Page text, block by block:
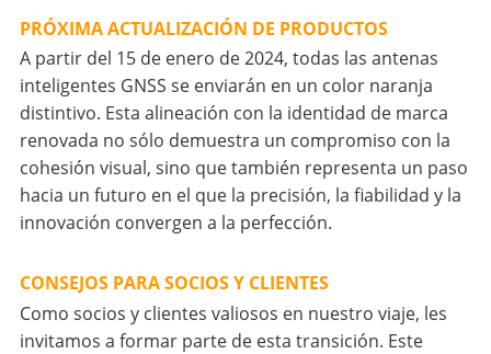
PRÓXIMA ACTUALIZACIÓN DE PRODUCTOS
A partir del 15 de enero de 2024, todas las antenas
inteligentes GNSS se enviarán en un color naranja
distintivo. Esta alineación con la identidad de marca
renovada no sólo demuestra un compromiso con la
cohesión visual, sino que también representa un paso
hacia un futuro en el que la precisión, la fiabilidad y la
innovación convergen a la perfección.
CONSEJOS PARA SOCIOS Y CLIENTES
Como socios y clientes valiosos en nuestro viaje, les
invitamos a formar parte de esta transición. Este